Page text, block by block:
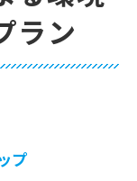
ラン
プ